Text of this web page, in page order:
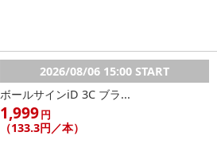
2026/08/06 15:00 START
ボールサインiD 3C ブラ...
1,999円
（133.3円／本）